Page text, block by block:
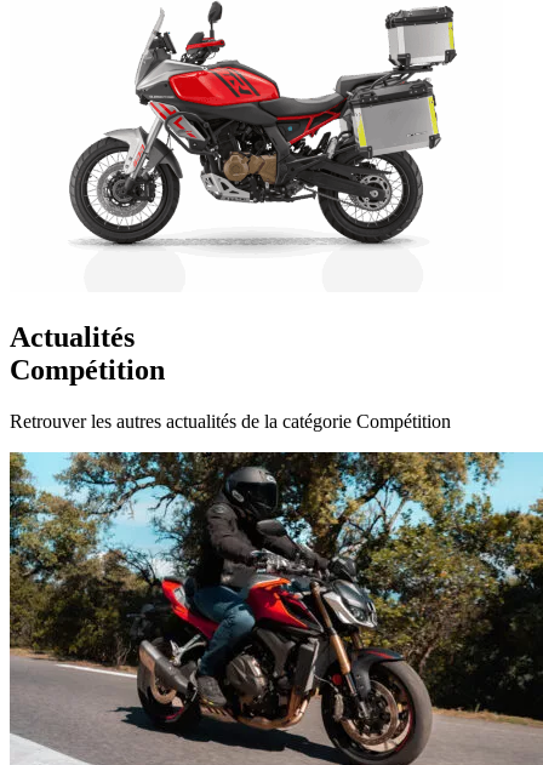
Actualités
Compétition
Retrouver les autres actualités de la catégorie Compétition